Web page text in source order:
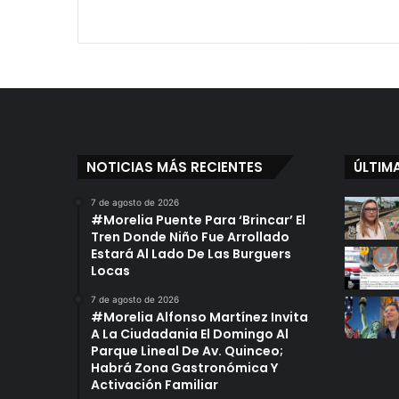
NOTICIAS MÁS RECIENTES
7 de agosto de 2026
#Morelia Puente Para ‘Brincar’ El
Tren Donde Niño Fue Arrollado
Estará Al Lado De Las Burguers
Locas
7 de agosto de 2026
#Morelia Alfonso Martínez Invita
A La Ciudadania El Domingo Al
Parque Lineal De Av. Quinceo;
Habrá Zona Gastronómica Y
Activación Familiar